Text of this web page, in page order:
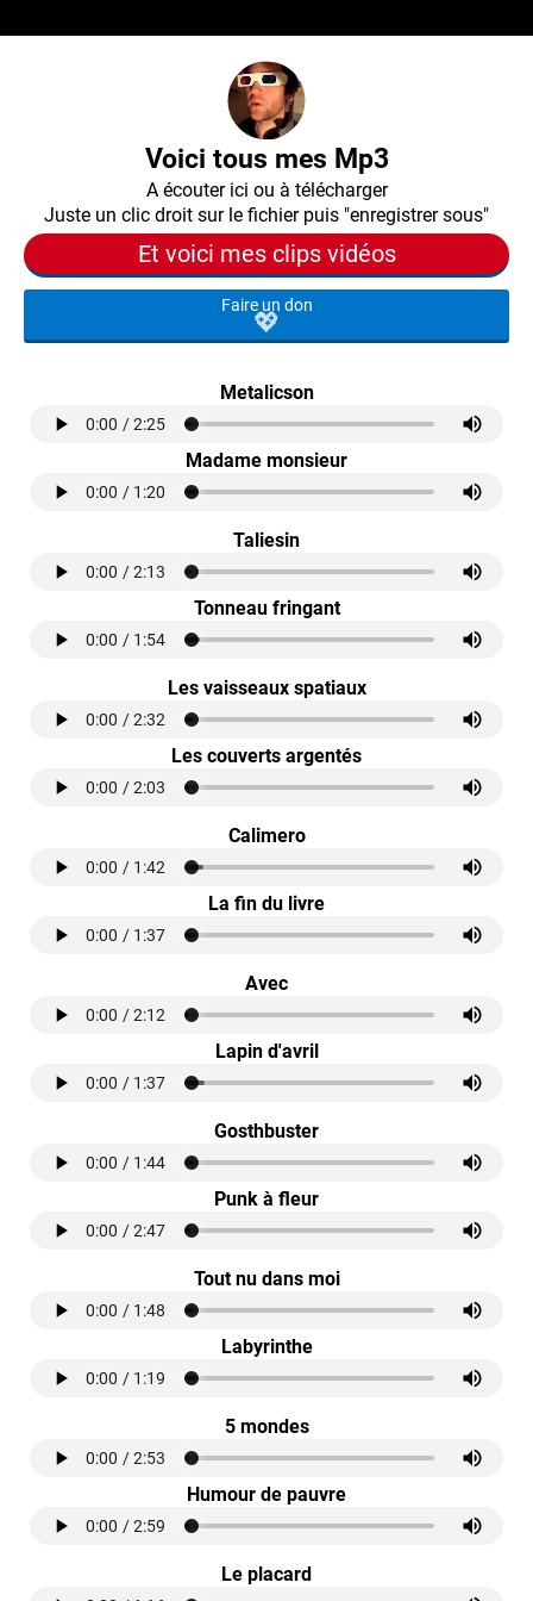
Voici tous mes Mp3
A écouter ici ou à télécharger
Juste un clic droit sur le fichier puis "enregistrer sous"
Et voici mes clips vidéos
Faire un don
💖
Metalicson
Madame monsieur
Taliesin
Tonneau fringant
Les vaisseaux spatiaux
Les couverts argentés
Calimero
La fin du livre
Avec
Lapin d'avril
Gosthbuster
Punk à fleur
Tout nu dans moi
Labyrinthe
5 mondes
Humour de pauvre
Le placard